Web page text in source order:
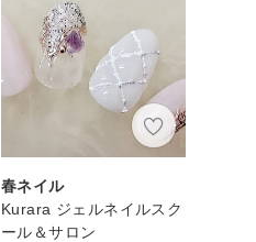
春ネイル
Kurara ジェルネイルスク
ール＆サロン